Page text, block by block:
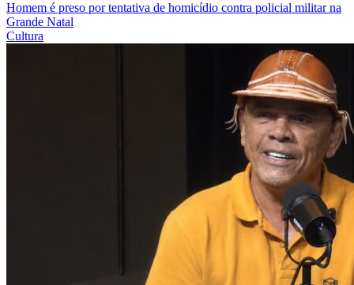
Homem é preso por tentativa de homicídio contra policial militar na
Grande Natal
Cultura